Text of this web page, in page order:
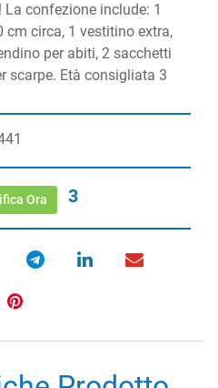
La confezione include: 1
circa, 1 vestitino extra,
per abiti, 2 sacchetti
scarpe. Età consigliata 3
Ora 3